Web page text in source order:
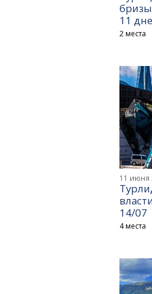
бризы
11
2 места
11 июня
14/07
4 места